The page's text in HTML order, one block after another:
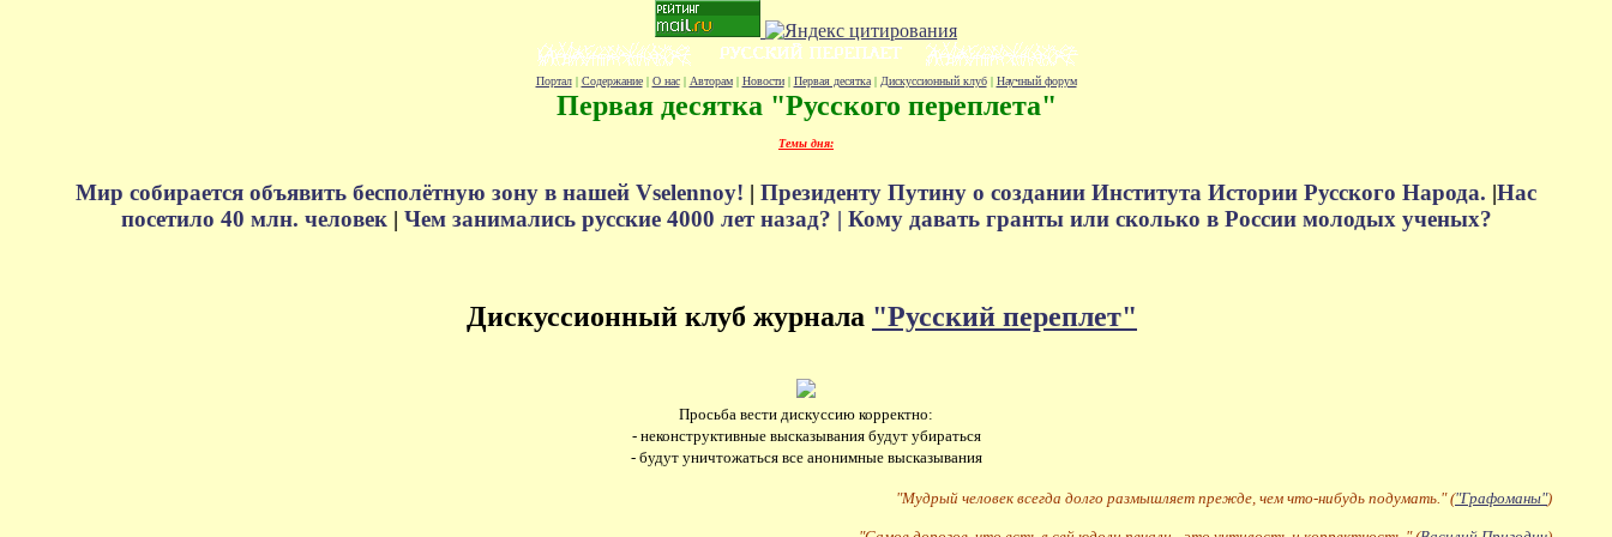
Портал| Содержание| О нас| Авторам| Новости| Первая десятка| Дискуссионный клуб| Научный форум
Первая десятка "Русского переплета"
Темы дня:
Мир собирается объявить бесполётную зону в нашей Vselennoy! | Президенту Путину о создании Института Истории Русского Народа. |Нас
посетило 40 млн. человек| Чем занимались русские 4000 лет назад? | Кому давать гранты или сколько в России молодых ученых?
Дискуссионный клуб журнала "Русский переплет"
Просьба вести дискуссию корректно:
- неконструктивные высказывания будут убираться
- будут уничтожаться все анонимные высказывания
"Мудрый человек всегда долго размышляет прежде, чем что-нибудь подумать." ("Графоманы")